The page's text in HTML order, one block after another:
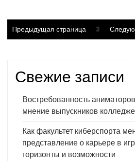
Пагинация
записей
Предыдущая страница Страница
3
Свежие записи
Востребованность
мнение выпускников
Как факультет киберспорта
представление о карьере в
горизонты и возможности